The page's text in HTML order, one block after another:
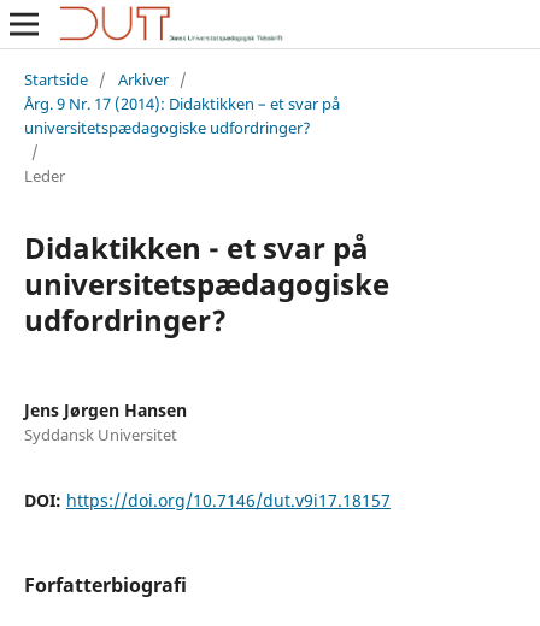
Startside / Arkiver /
Årg. 9 Nr. 17 (2014): Didaktikken – et svar på
universitetspædagogiske udfordringer?
/
Leder
Didaktikken - et svar på
universitetspædagogiske
udfordringer?
Jens Jørgen Hansen
Syddansk Universitet
DOI: https://doi.org/10.7146/dut.v9i17.18157
Forfatterbiografi